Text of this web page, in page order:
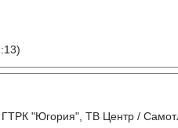
"Югория", ТВ Центр /